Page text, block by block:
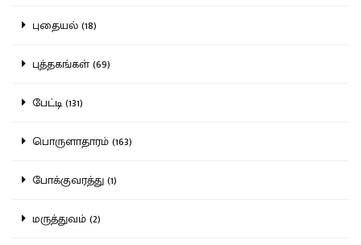
புதையல் (18)
புத்தகங்கள் (69)
பேட்டி (131)
பொருளாதாரம் (163)
போக்குவரத்து (1)
மருத்துவம் (2)